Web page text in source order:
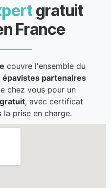
gratuit
France
couvre l'ensemble du
épavistes partenaires
chez vous pour un
, avec certificat
prise en charge.